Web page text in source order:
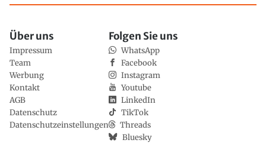
Über uns
Impressum
Team
Werbung
Kontakt
AGB
Datenschutz
Datenschutzeinstellungen
Folgen Sie uns
WhatsApp
Facebook
Instagram
Youtube
LinkedIn
TikTok
Threads
Bluesky